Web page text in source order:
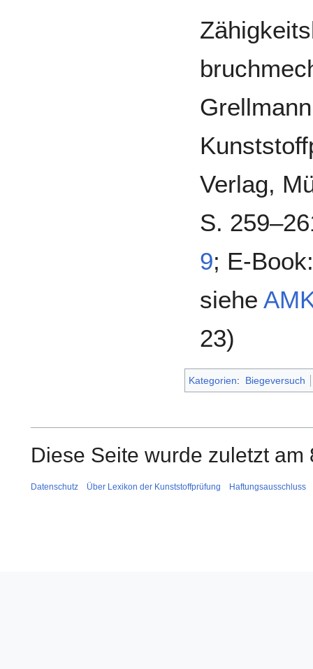
Verlag,
S.
9; E-
siehe
23)
Kategorien: Biegeversuch
Diese Seite wurde zuletzt
Datenschutz Über Lexikon der Kunststoffprüfung Haftungsausschluss